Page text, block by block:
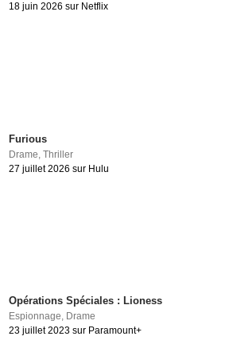
18 juin 2026 sur Netflix
Furious
Drame ,Thriller
27 juillet 2026 sur Hulu
Opérations Spéciales : Lioness
Espionnage, Drame
23 juillet 2023 sur Paramount+